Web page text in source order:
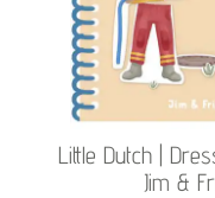
Little Dutch |
Jim &